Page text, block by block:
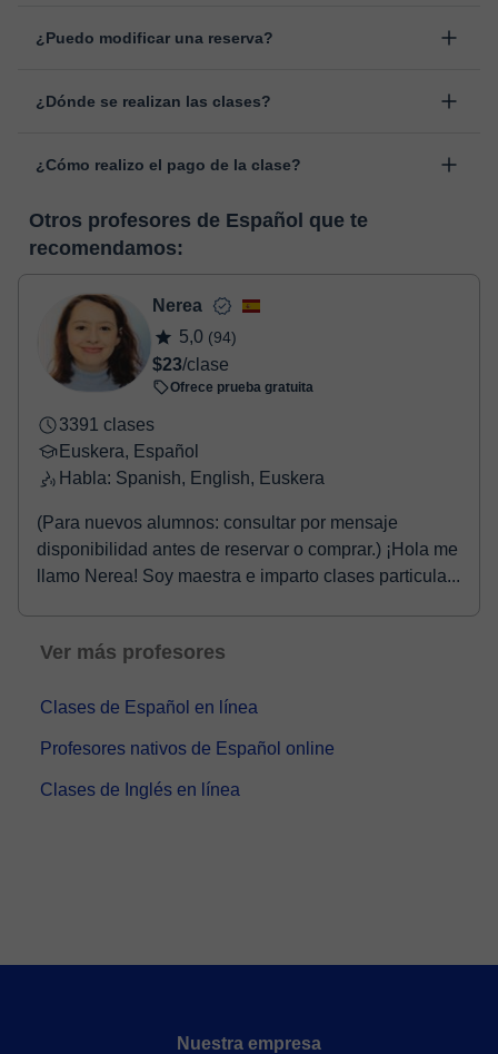
antes de la clase, indicando el motivo de cancelación.
¿Puedo modificar una reserva?
cambiar la hora o el día de clase. Puedes hacerlo desde tu área
¿Dónde se realizan las clases?
desarrollada para el ámbito formativo con muchas
pizarra virtual o el editor de textos a tiempo real. En el siguiente
enlace puedes ver una demo del aula y conocerla:
virtual
¿Cómo realizo el pago de la clase?
horas, podrás realizar el pago mediante nuestro TPV virtual.
Tienes dos opciones para efectuar el pago:
- Tarjeta de crédito.
- Paypal.
Una vez realices el pago de la clase, recibirás un e-mail de
confirmación de la reserva.
Otros profesores de Español que te
recomendamos:
Nerea
5,0 (94)
$23/clase
Ofrece prueba gratuita
3391 clases
Euskera, Español
Habla: Spanish, English, Euskera
(Para nuevos alumnos: consultar por mensaje
disponibilidad antes de reservar o comprar.) ¡Hola me
llamo Nerea! Soy maestra e imparto clases particula...
Ver más profesores
Clases de Español en línea
Profesores nativos de Español online
Clases de Inglés en línea
Nuestra empresa